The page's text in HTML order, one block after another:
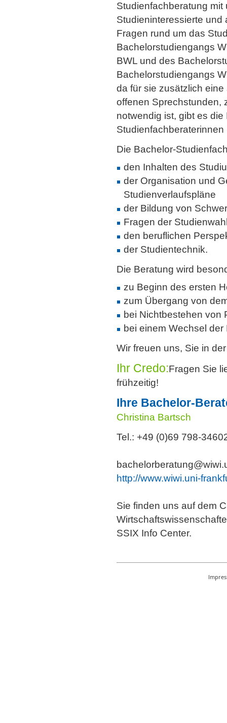
Studienfachberatung
Studieninteressierte
Fragen rund um das
Bachelorstudiengangs
BWL und des
Bachelorstudiengangs
da für sie zusätzlich
offenen Sprechstunden,
notwendig ist, gibt es
Die Bachelor-
den Inhalten des
der Organisation und
Studienverlaufspläne
der Bildung von
Fragen der
den beruflichen
der Studientechnik.
Die Beratung wird
zu Beginn des ersten
zum Übergang von
bei Nichtbestehen von
bei einem Wechsel
Wir freuen uns, Sie in
Ihr Credo:Fragen Sie
frühzeitig!
Ihre Bachelor-
Christina Bartsch
Tel.: +49 (0)69 798-
http://www.wiwi.uni-
Sie finden uns auf dem
SSIX Info Center.